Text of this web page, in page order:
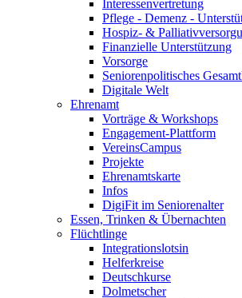
Interessenvertretung
Pflege - Demenz -
Hospiz- &
Finanzielle Unterstützung
Vorsorge
Seniorenpolitisches
Digitale Welt
Ehrenamt
Vorträge & Workshops
Engagement-Plattform
VereinsCampus
Projekte
Ehrenamtskarte
Infos
DigiFit im Seniorenalter
Essen, Trinken & Übernachten
Flüchtlinge
Integrationslotsin
Helferkreise
Deutschkurse
Dolmetscher